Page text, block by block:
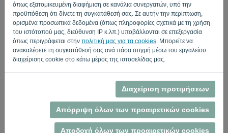
όπως εξατομικευμένη διαφήμιση σε κανάλια συνεργατών, υπό την
προϋπόθεση ότι δίνετε τη συγκατάθεσή σας. Σε αυτήν την περίπτωση,
ορισμένα προσωπικά δεδομένα (όπως πληροφορίες σχετικά με τη χρήση
του ιστότοπού μας, διεύθυνση IP κ.λπ.) υποβάλλονται σε επεξεργασία
όπως περιγράφεται στην πολιτική μας για τα cookies . Μπορείτε να
ανακαλέσετε τη συγκατάθεσή σας ανά πάσα στιγμή μέσω του εργαλείου
διαχείρισης cookie στο κάτω μέρος της ιστοσελίδας μας.
Διαχείριση προτιμήσεων
Απόρριψη όλων των προαιρετικών cookies
Αποδοχή όλων των προαιρετικών cookies
ΕΊΣΟΔΟΣ
Πολιτική Προστασίας Προσωπικών Δεδομένων - Όροι και Προϋποθέσεις